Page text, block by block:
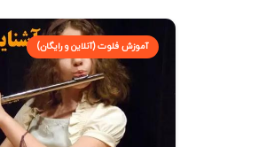
آموزش فلوت (آنلاین و رایگان)